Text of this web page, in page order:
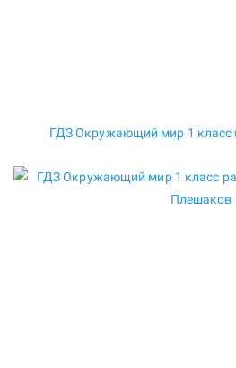
ГДЗ Окружающий мир 1 класс